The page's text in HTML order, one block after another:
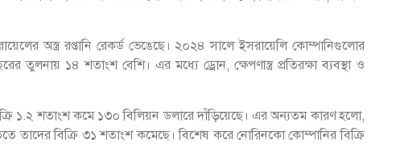
অস্ত্র রপ্তানি রেকর্ড ভেঙেছে। ২০২৪ সালে ইসরায়েলি কোম্পানিগুলোর
তুলনায় ১৪ শতাংশ বেশি। এর মধ্যে ড্রোন, ক্ষেপণাস্ত্র প্রতিরক্ষা ব্যবস্থা ও
১.২ শতাংশ কমে ১৩০ বিলিয়ন ডলারে দাঁড়িয়েছে। এর অন্যতম কারণ হলো,
তাদের বিক্রি ৩১ শতাংশ কমেছে। বিশেষ করে নোরিনকো কোম্পানির বিক্রি